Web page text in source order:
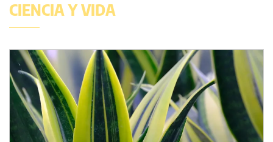
CIENCIA Y VIDA